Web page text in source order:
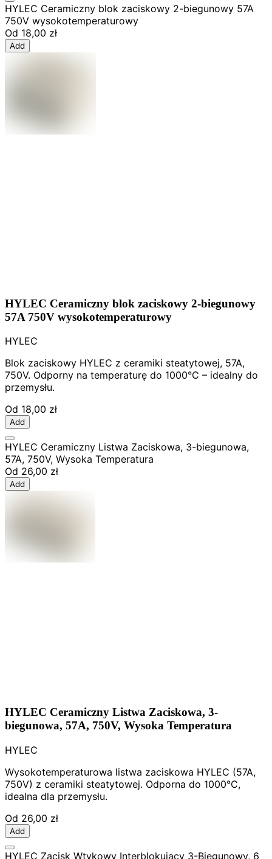
HYLEC Ceramiczny blok zaciskowy 2-biegunowy 57A
750V wysokotemperaturowy
Od 18,00 zł
Add
HYLEC Ceramiczny blok zaciskowy 2-biegunowy
57A 750V wysokotemperaturowy
HYLEC
Blok zaciskowy HYLEC z ceramiki steatytowej, 57A,
750V. Odporny na temperaturę do 1000°C – idealny do
przemysłu.
Od 18,00 zł
Add
HYLEC Ceramiczny Listwa Zaciskowa, 3-biegunowa,
57A, 750V, Wysoka Temperatura
Od 26,00 zł
Add
HYLEC Ceramiczny Listwa Zaciskowa, 3-
biegunowa, 57A, 750V, Wysoka Temperatura
HYLEC
Wysokotemperaturowa listwa zaciskowa HYLEC (57A,
750V) z ceramiki steatytowej. Odporna do 1000°C,
idealna dla przemysłu.
Od 26,00 zł
Add
HYLEC Zacisk Wtykowy Interblokujący 3-Biegunowy, 6